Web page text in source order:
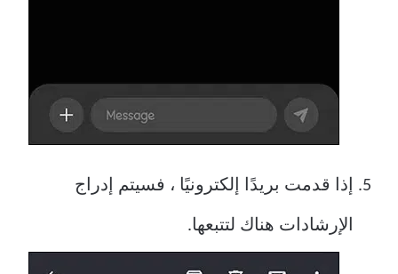
إذا قدمت بريدًا إلكترونيًا ، فسيتم إدراج
الإرشادات هناك لتتبعها.